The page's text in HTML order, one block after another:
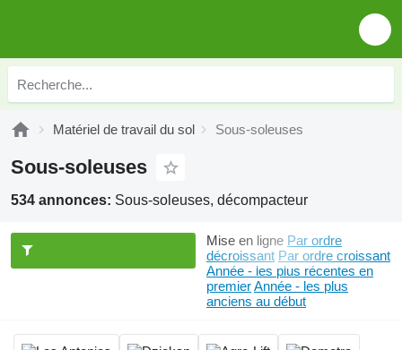
Matériel de travail du sol Sous-soleuses
Sous-soleuses
534 annonces: Sous-soleuses, décompacteur
Mise en ligne Par ordre
décroissant Par ordre croissant
Année - les plus récentes en
premierAnnée - les plus
anciens au début